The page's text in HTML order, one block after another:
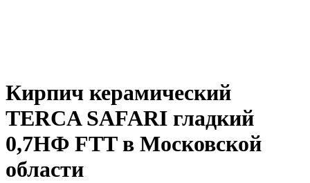
Кирпич керамический
TERCA SAFARI гладкий
0,7НФ FTT в Московской
области